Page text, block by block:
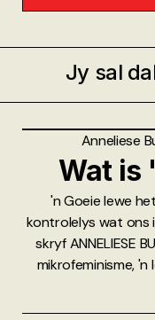
Jy sal
Anneliese
Wat is
'n Goeie lewe
kontrolelys wat ons
skryf ANNELIESE
mikrofeminisme,